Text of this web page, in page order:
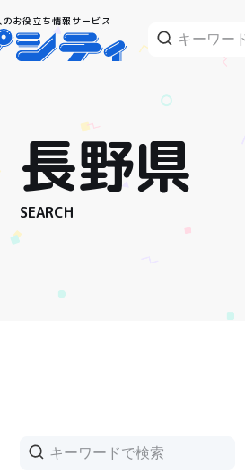
お役立ち情報サービス
長野県
SEARCH